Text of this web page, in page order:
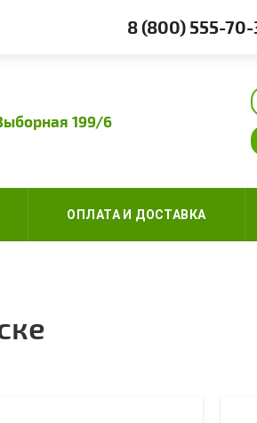
8 (800) 555-70-
199/6
ОПЛАТА И ДОСТАВКА